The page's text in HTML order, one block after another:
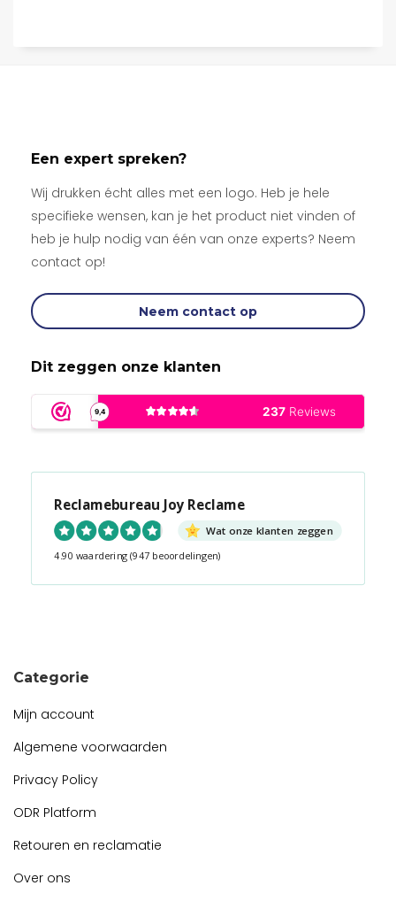
Een expert spreken?
Wij drukken écht alles met een logo. Heb je hele
specifieke wensen, kan je het product niet vinden of
heb je hulp nodig van één van onze experts? Neem
contact op!
Neem contact op
Dit zeggen onze klanten
Reclamebureau Joy Reclame
Wat onze klanten zeggen
4.90 waardering (947 beoordelingen)
Categorie
Mijn account
Algemene voorwaarden
Privacy Policy
ODR Platform
Retouren en reclamatie
Over ons